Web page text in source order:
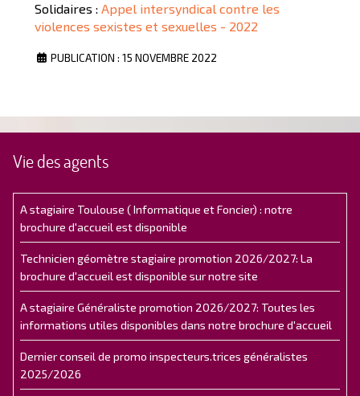
Solidaires : Appel intersyndical contre les
violences sexistes et sexuelles - 2022
PUBLICATION : 15 NOVEMBRE 2022
Vie des agents
A stagiaire Toulouse ( Informatique et Foncier) : notre
brochure d'accueil est disponible
Technicien géomètre stagiaire promotion 2026/2027: La
brochure d'accueil est disponible sur notre site
A stagiaire Généraliste promotion 2026/2027: Toutes les
informations utiles disponibles dans notre brochure d'accueil
Dernier conseil de promo inspecteurs.trices généralistes
2025/2026